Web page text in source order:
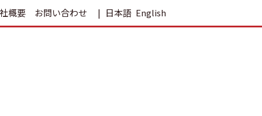
概要 お問い合わせ 日本語 English